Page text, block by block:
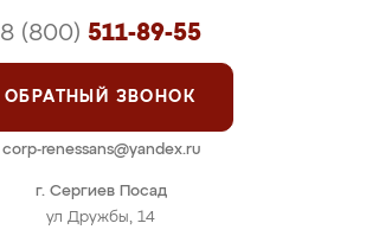
г. Сергиев Посад
ул Дружбы, 14
8 (800) 511-89-55
ОБРАТНЫЙ ЗВОНОК
corp-renessans@yandex.ru